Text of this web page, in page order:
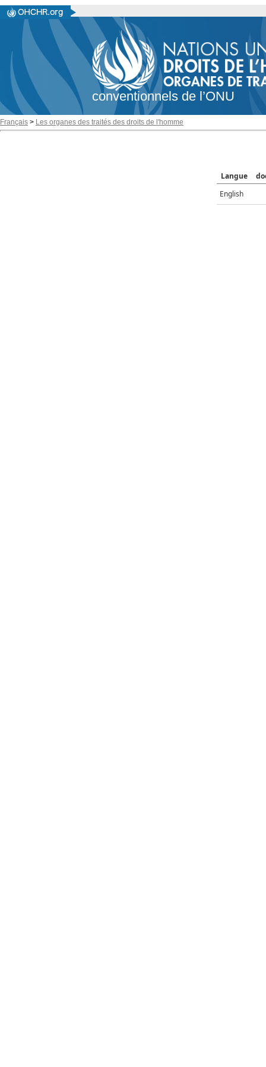
conventionnels de l’ONU
Français > Les organes des traités des droits de l'homme
Langue
English